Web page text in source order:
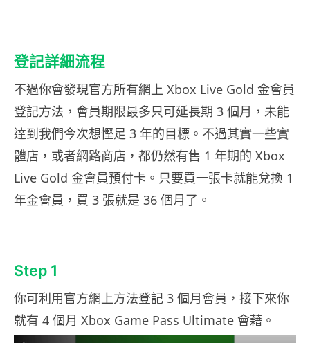
登記詳細流程
不過你會發現官方所有網上 Xbox Live Gold 金會員
登記方法，會員期限最多只可延長期 3 個月，未能
達到我們今次想慳足 3 年的目標。不過其實一些實
體店，或者網路商店，都仍然有售 1 年期的 Xbox
Live Gold 金會員預付卡。只要買一張卡就能兌換 1
年金會員，買 3 張就是 36 個月了。
Step 1
你可利用官方網上方法登記 3 個月會員，接下來你
就有 4 個月 Xbox Game Pass Ultimate 會藉。